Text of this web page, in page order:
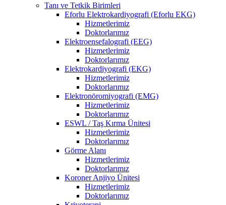
Tanı ve Tetkik Birimleri
Eforlu Elektrokardiyografi (Eforlu EKG)
Hizmetlerimiz
Doktorlarımız
Elektroensefalografi (EEG)
Hizmetlerimiz
Doktorlarımız
Elektrokardiyografi (EKG)
Hizmetlerimiz
Doktorlarımız
Elektronöromiyografi (EMG)
Hizmetlerimiz
Doktorlarımız
ESWL / Taş Kırma Ünitesi
Hizmetlerimiz
Doktorlarımız
Görme Alanı
Hizmetlerimiz
Doktorlarımız
Koroner Anjiyo Ünitesi
Hizmetlerimiz
Doktorlarımız